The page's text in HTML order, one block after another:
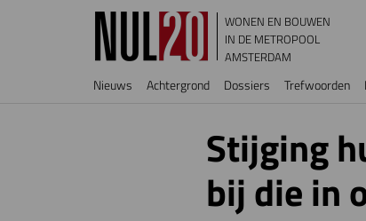
Overslaan en naar de inhoud gaan
WONEN EN BOUWEN
IN DE METROPOOL
AMSTERDAM
Hoofdnavigatie
Nieuws Achtergrond Dossiers Trefwoorden
Stijging
bij die in